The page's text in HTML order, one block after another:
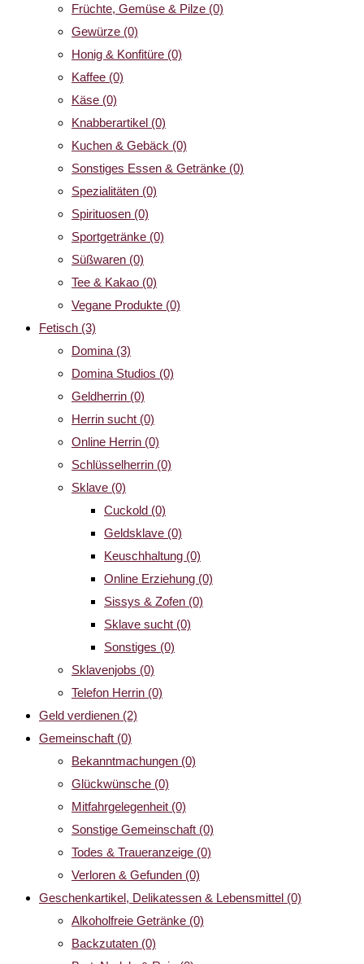
Früchte, Gemüse & Pilze (0)
Gewürze (0)
Honig & Konfitüre (0)
Kaffee (0)
Käse (0)
Knabberartikel (0)
Kuchen & Gebäck (0)
Sonstiges Essen & Getränke (0)
Spezialitäten (0)
Spirituosen (0)
Sportgetränke (0)
Süßwaren (0)
Tee & Kakao (0)
Vegane Produkte (0)
Fetisch (3)
Domina (3)
Domina Studios (0)
Geldherrin (0)
Herrin sucht (0)
Online Herrin (0)
Schlüsselherrin (0)
Sklave (0)
Cuckold (0)
Geldsklave (0)
Keuschhaltung (0)
Online Erziehung (0)
Sissys & Zofen (0)
Sklave sucht (0)
Sonstiges (0)
Sklavenjobs (0)
Telefon Herrin (0)
Geld verdienen (2)
Gemeinschaft (0)
Bekanntmachungen (0)
Glückwünsche (0)
Mitfahrgelegenheit (0)
Sonstige Gemeinschaft (0)
Todes & Traueranzeige (0)
Verloren & Gefunden (0)
Geschenkartikel, Delikatessen & Lebensmittel (0)
Alkoholfreie Getränke (0)
Backzutaten (0)